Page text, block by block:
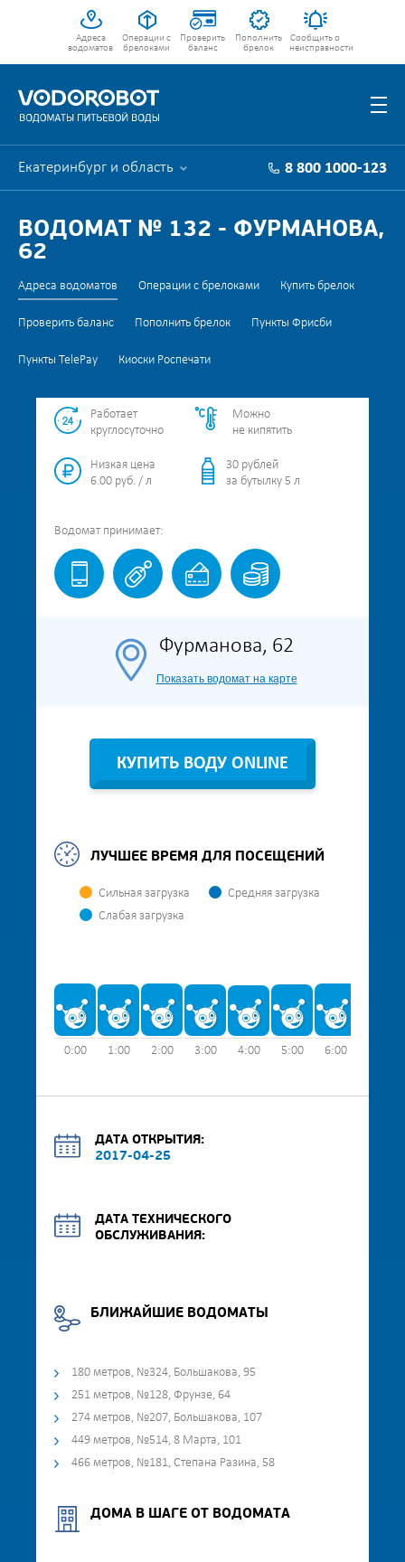
Адреса
водоматов
Операции с
брелоками
Проверить
баланс
Пополнить
брелок
Сообщить о
неисправности
Екатеринбург и область 8 800 1000-123
ВОДОМАТ № 132 - ФУРМАНОВА,
62
Адреса водоматов Операции с брелоками Купить брелок
Проверить баланс Пополнить брелок Пункты Фрисби
Пункты TelePay Киоски Роспечати
Работает
круглосуточно
Можно
не кипятить
Низкая цена
6.00 руб. / л
30 рублей
за бутылку 5 л
Водомат принимает:
Фурманова, 62
Показать водомат на карте
КУПИТЬ ВОДУ ONLINE
ЛУЧШЕЕ ВРЕМЯ ДЛЯ ПОСЕЩЕНИЙ
Сильная загрузка
Средняя загрузка
Слабая загрузка
0:00 1:00 2:00 3:00 4:00 5:00 6:00
ДАТА ОТКРЫТИЯ:
2017-04-25
ДАТА ТЕХНИЧЕСКОГО
ОБСЛУЖИВАНИЯ:
БЛИЖАЙШИЕ ВОДОМАТЫ
180 метров, №324, Большакова, 95
251 метров, №128, Фрунзе, 64
274 метров, №207, Большакова, 107
449 метров, №514, 8 Марта, 101
466 метров, №181, Степана Разина, 58
ДОМА В ШАГЕ ОТ ВОДОМАТА